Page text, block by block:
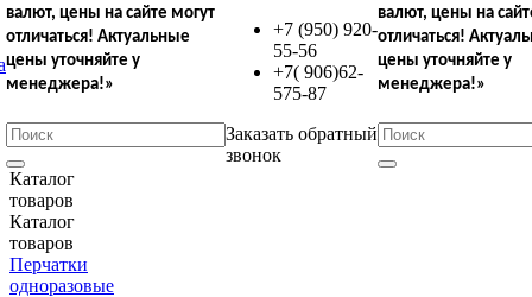
валют, цены на сайте могут
отличаться! Актуальные
цены уточняйте у
менеджера!»
+7 (950) 920-
55-56
+7( 906)62-
575-87
Заказать обратный
звонок
валют, цены на
отличаться!
цены уточняйте у
менеджера!»
Каталог
товаров
Каталог
товаров
Перчатки
одноразовые